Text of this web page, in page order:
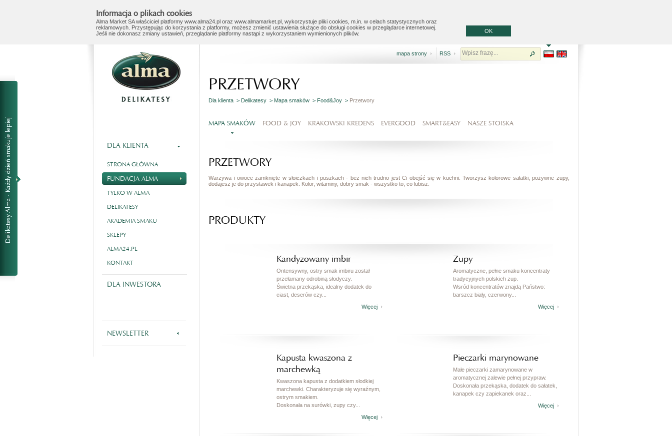
Informacja o plikach cookies
Alma Market SA właściciel platformy www.alma24.pl oraz www.almamarket.pl, wykorzystuje pliki cookies, m.in. w celach statystycznych oraz
reklamowych. Przystępując do korzystania z platformy, możesz zmienić ustawienia służące do obsługi cookies w przeglądarce internetowej.
Jeśli nie dokonasz zmiany ustawień, przeglądanie platformy nastąpi z wykorzystaniem wymienionych plików.
OK
DLA KLIENTA
STRONA GŁÓWNA
FUNDACJA ALMA
TYLKO W ALMA
DELIKATESY
AKADEMIA SMAKU
SKLEPY
ALMA24.PL
KONTAKT
DLA INWESTORA
NEWSLETTER
mapa strony RSS
PRZETWORY
Dla klienta > Delikatesy > Mapa smaków > Food&Joy > Przetwory
MAPA SMAKÓW FOOD & JOY KRAKOWSKI KREDENS EVERGOOD SMART&EASY NASZE STOISKA
PRZETWORY
Warzywa i owoce zamknięte w słoiczkach i puszkach - bez nich trudno jest Ci obejść się w kuchni. Tworzysz kolorowe sałatki, pożywne zupy,
dodajesz je do przystawek i kanapek. Kolor, witaminy, dobry smak - wszystko to, co lubisz.
PRODUKTY
Kandyzowany imbir
Ontensywny, ostry smak imbiru został
przełamany odrobiną słodyczy.
Świetna przekąska, idealny dodatek do
ciast, deserów czy...
Więcej
Zupy
Aromatyczne, pełne smaku koncentraty
tradycyjnych polskich zup.
Wsród koncentratów znajdą Państwo:
barszcz biały, czerwony...
Więcej
Kapusta kwaszona z
marchewką
Kwaszona kapusta z dodatkiem słodkiej
marchewki. Charakteryzuje się wyraźnym,
ostrym smakiem.
Doskonała na surówki, zupy czy...
Więcej
Pieczarki marynowane
Małe pieczarki zamarynowane w
aromatycznej zalewie pełnej przypraw.
Doskonała przekąska, dodatek do sałatek,
kanapek czy zapiekanek oraz...
Więcej